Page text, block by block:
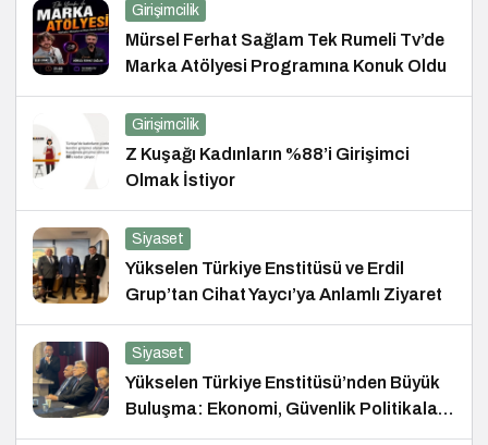
Girişimcilik
Mürsel Ferhat Sağlam Tek Rumeli Tv’de
Marka Atölyesi Programına Konuk Oldu
Girişimcilik
Z Kuşağı Kadınların %88’i Girişimci
Olmak İstiyor
Siyaset
Yükselen Türkiye Enstitüsü ve Erdil
Grup’tan Cihat Yaycı’ya Anlamlı Ziyaret
Siyaset
Yükselen Türkiye Enstitüsü’nden Büyük
Buluşma: Ekonomi, Güvenlik Politikaları
ve Hukuk Konferansı